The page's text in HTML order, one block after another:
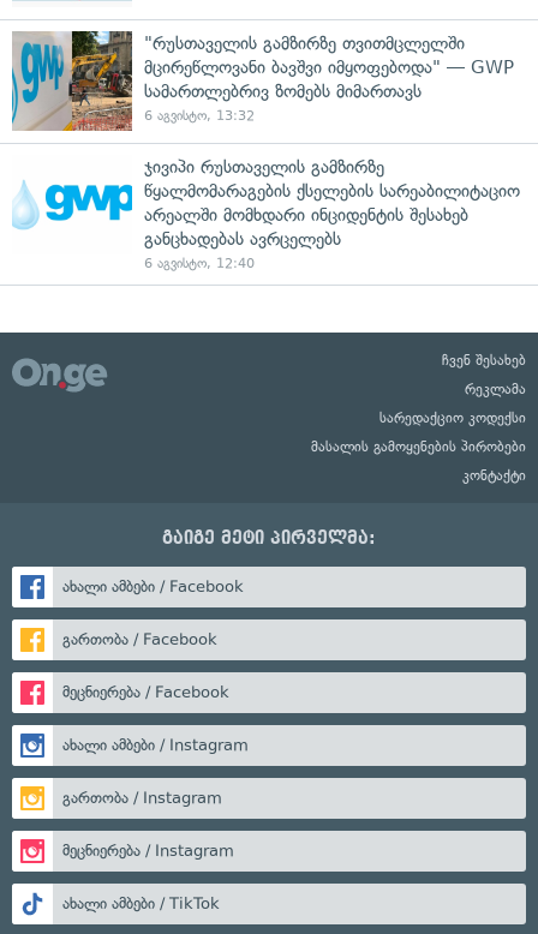
"რუსთაველის გამზირზე თვითმცლელში
მცირეწლოვანი ბავშვი იმყოფებოდა" — GWP
სამართლებრივ ზომებს მიმართავს
6 აგვისტო, 13:32
ჯივიპი რუსთაველის გამზირზე
წყალმომარაგების ქსელების სარეაბილიტაციო
არეალში მომხდარი ინციდენტის შესახებ
განცხადებას ავრცელებს
6 აგვისტო, 12:40
ჩვენ შესახებ
რეკლამა
სარედაქციო კოდექსი
მასალის გამოყენების პირობები
კონტაქტი
გაიგე მეტი პირველმა:
ახალი ამბები / Facebook
გართობა / Facebook
მეცნიერება / Facebook
ახალი ამბები / Instagram
გართობა / Instagram
მეცნიერება / Instagram
ახალი ამბები / TikTok